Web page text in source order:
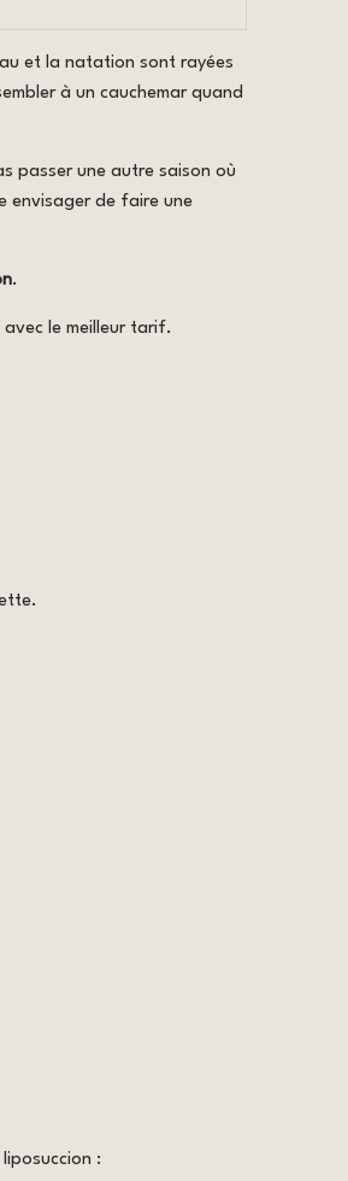
et la natation sont rayées
à un cauchemar quand
passer une autre saison où
envisager de faire une
.
le meilleur tarif.
: